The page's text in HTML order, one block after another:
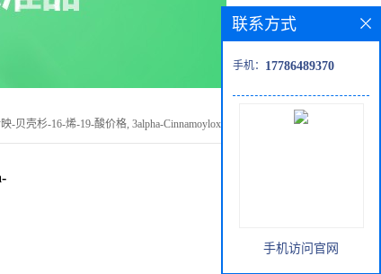
-贝壳杉-16-烯-19-酸价格, 3alpha-Cinnamoyloxypterokaurene
联系方式
手机： 17786489370
手机访问官网